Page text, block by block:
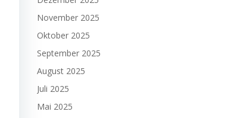
November 2025
Oktober 2025
September 2025
August 2025
Juli 2025
Mai 2025